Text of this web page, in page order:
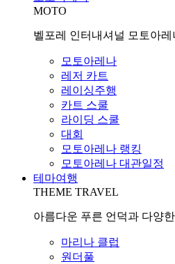
MOTO
벨포레 인터내셔널 모토아
모토아레나
레저 카트
레이싱주행
카트 스쿨
라이딩 스쿨
대회
모토아레나 랭킹
모토아레나 대관일정
테마여행
THEME TRAVEL
아름다운 푸른 언덕과 다양
마리나 클럽
원더풀